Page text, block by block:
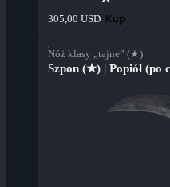
305,00 USD Kup
Nóż klasy „tajne” (★)
Szpon (★) | Popiół (po